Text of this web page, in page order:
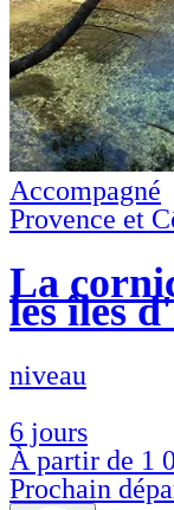
Accompagné
Provence et
La
les îles
niveau
6 jours
À partir de 1
Prochain